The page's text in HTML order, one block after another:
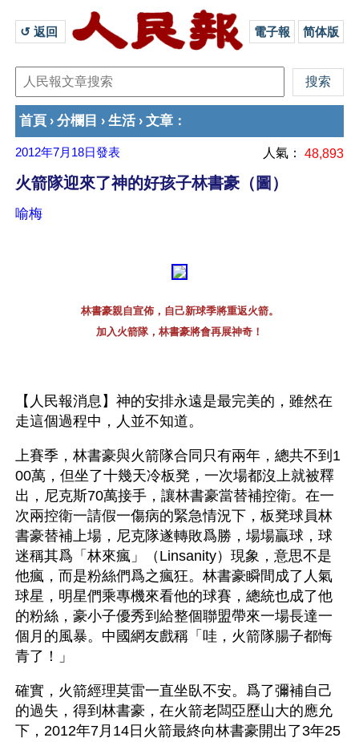
↺ 返回 電子報 简体版
首頁 › 分欄目 › 生活 › 文章 ：
2012年7月18日發表 人氣： 48,893
火箭隊迎來了神的好孩子林書豪（圖）
喻梅
林書豪親自宣佈，自己新球季將重返火箭。
加入火箭隊，林書豪將會再展神奇！
【人民報消息】神的安排永遠是最完美的，雖然在
走這個過程中，人並不知道。
上賽季，林書豪與火箭隊合同只有兩年，總共不到1
00萬，但坐了十幾天冷板凳，一次場都沒上就被釋
出，尼克斯70萬接手，讓林書豪當替補控衛。在一
次兩控衛一請假一傷病的緊急情況下，板凳球員林
書豪替補上場，尼克隊遂轉敗爲勝，場場贏球，球
迷稱其爲「林來瘋」（Linsanity）現象，意思不是
他瘋，而是粉絲們爲之瘋狂。林書豪瞬間成了人氣
球星，明星們乘專機來看他的球賽，總統也成了他
的粉絲，豪小子優秀到給整個聯盟帶來一場長達一
個月的風暴。中國網友戲稱「哇，火箭隊腸子都悔
青了！」
確實，火箭經理莫雷一直坐臥不安。爲了彌補自己
的過失，得到林書豪，在火箭老闆亞歷山大的應允
下，2012年7月14日火箭最終向林書豪開出了3年25